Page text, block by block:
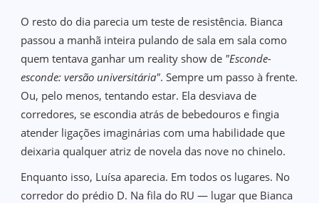
O resto do dia parecia um teste de resistência. Bianca
passou a manhã inteira pulando de sala em sala como
quem tentava ganhar um reality show de "Esconde-
esconde: versão universitária". Sempre um passo à frente.
Ou, pelo menos, tentando estar. Ela desviava de
corredores, se escondia atrás de bebedouros e fingia
atender ligações imaginárias com uma habilidade que
deixaria qualquer atriz de novela das nove no chinelo.
Enquanto isso, Luísa aparecia. Em todos os lugares. No
corredor do prédio D. Na fila do RU — lugar que Bianca